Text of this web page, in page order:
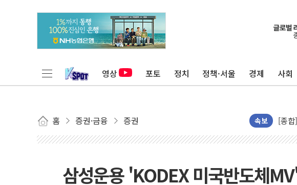
영상 포토 정치 정책·서울 경제 사회
홈 증권·금융 증권 속보
유럽
미 연
트럼
이란
[AI
삼성운용 'KODEX 미국반도체